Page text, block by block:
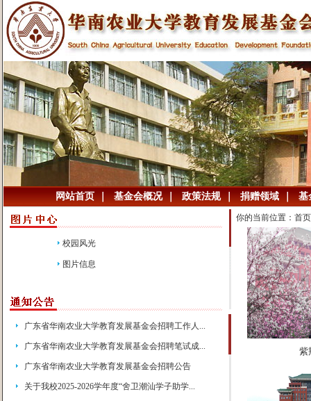
网站首页 ｜ 基金会概况 ｜ 政策法规 ｜ 捐赠领域 ｜ 基
校园风光
图片信息
广东省华南农业大学教育发展基金会招聘工作人...
广东省华南农业大学教育发展基金会招聘笔试成...
广东省华南农业大学教育发展基金会招聘公告
关于我校2025-2026学年度“舍卫潮汕学子助学...
你的当前位置： 首页
紫